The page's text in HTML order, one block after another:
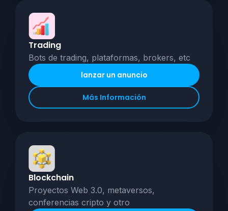
Trading
Bots de trading, plataformas, brokers, etc
lanzar un anuncio
Más Información
Blockchain
Proyectos Web 3.0, metaversos,
conferencias cripto y otro